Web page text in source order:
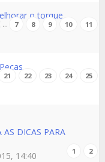
o torque
… 7 8 9 10 11
21 22 23 24 25
AS DICAS PARA
1 2
14:40